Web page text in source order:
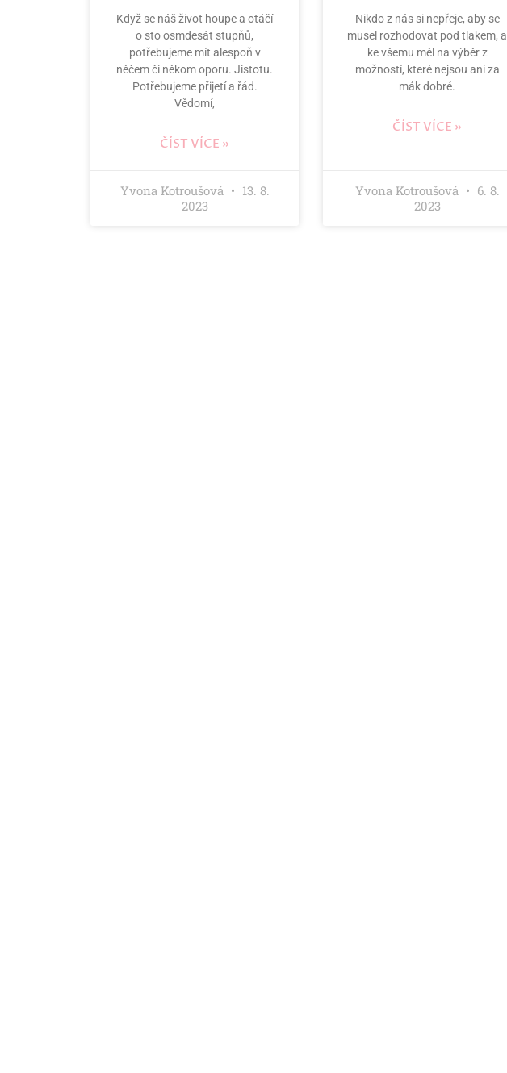
Když se náš život houpe a otáčí
o sto osmdesát stupňů,
potřebujeme mít alespoň v
něčem či někom oporu. Jistotu.
Potřebujeme přijetí a řád.
Vědomí,
ČÍST VÍCE »
Yvona Kotroušová
13. 8.
2023
Nikdo z nás si nepřeje, aby se
musel rozhodovat pod tlakem, a
ke všemu měl na výběr z
možností, které nejsou ani za
mák dobré.
ČÍST VÍCE »
Yvona Kotroušová
6. 8.
2023